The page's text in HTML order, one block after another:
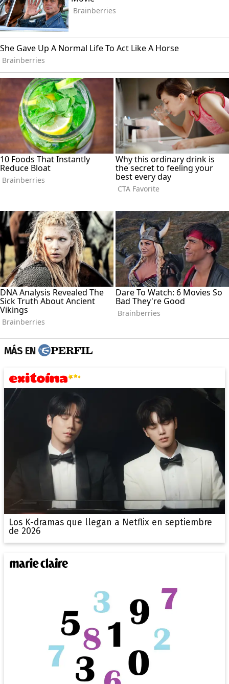
MÁS EN
Los K-dramas que llegan a Netflix en septiembre
de 2026